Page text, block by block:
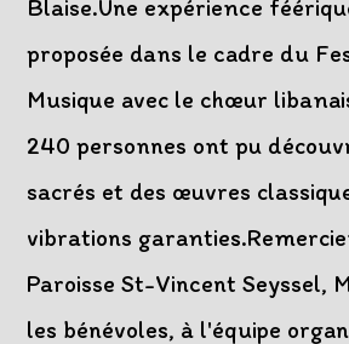
Blaise.Une expérience
proposée dans le cadre du
Musique avec le chœur
240 personnes ont pu
sacrés et des œuvres
vibrations
Paroisse St-Vincent Seyssel,
les bénévoles, à l'équipe